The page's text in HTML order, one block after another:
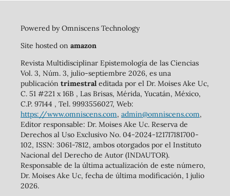
Powered by Omniscens Technology
Site hosted on amazon
Revista Multidisciplinar Epistemología de las Ciencias
Vol. 3, Núm. 3, julio-septiembre 2026, es una
publicación trimestraleditada por el Dr. Moises Ake Uc,
C. 51 #221 x 16B , Las Brisas, Mérida, Yucatán, México,
C.P. 97144 , Tel. 9993556027, Web:
https://www.omniscens.com, admin@omniscens.com,
Editor responsable: Dr. Moises Ake Uc. Reserva de
Derechos al Uso Exclusivo No. 04-2024-121717181700-
102, ISSN: 3061-7812, ambos otorgados por el Instituto
Nacional del Derecho de Autor (INDAUTOR).
Responsable de la última actualización de este número,
Dr. Moises Ake Uc, fecha de última modificación, 1 julio
2026.